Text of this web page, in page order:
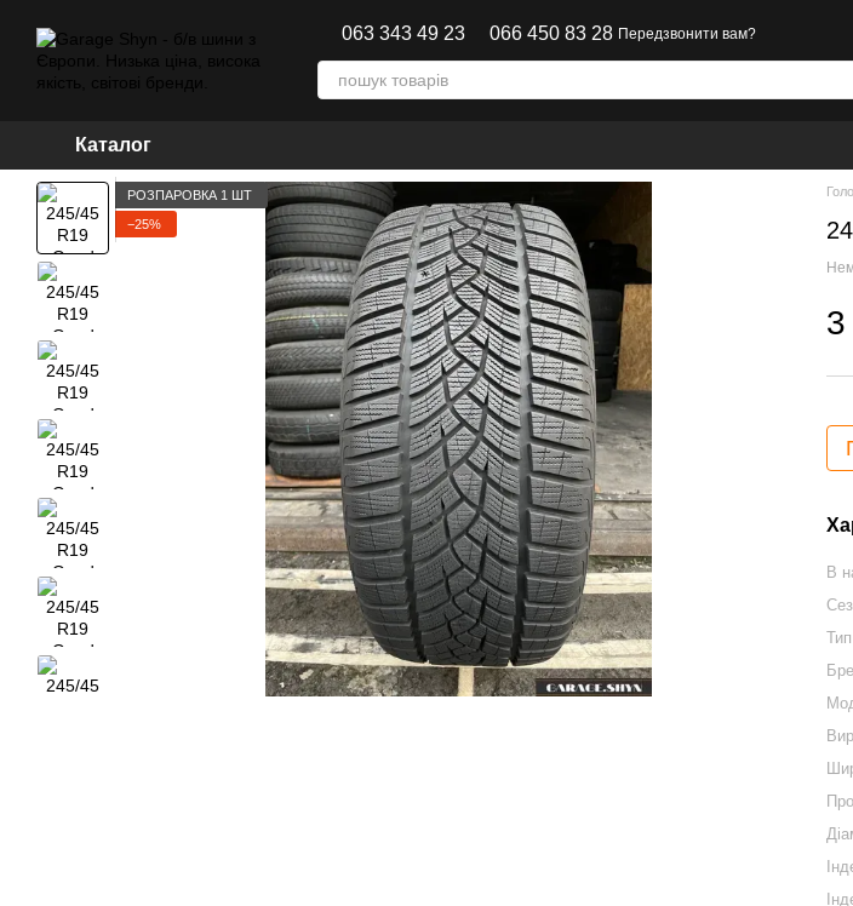
063 343 49 23 066 450 83 28 Передзвонити вам?
Каталог
РОЗПАРОВКА 1 ШТ
−25%
3
В